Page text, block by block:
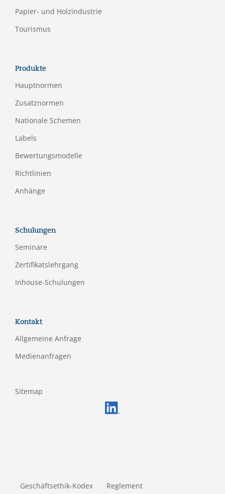
Papier- und Holzindustrie
Tourismus
Produkte
Hauptnormen
Zusatznormen
Nationale Schemen
Labels
Bewertungsmodelle
Richtlinien
Anhänge
Schulungen
Seminare
Zertifikatslehrgang
Inhouse-Schulungen
Kontakt
Allgemeine Anfrage
Medienanfragen
Sitemap
Geschäftsethik-Kodex Reglement